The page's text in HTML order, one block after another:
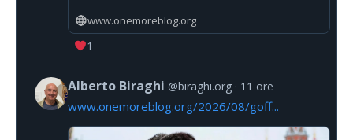
www.onemoreblog.org
1
Alberto Biraghi @biraghi.org 11 ore
www.onemoreblog.org/2026/08/goff...